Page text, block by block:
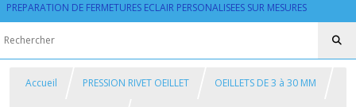
PREPARATION DE FERMETURES ECLAIR PERSONALISEES SUR MESURES
Accueil PRESSION RIVET OEILLET OEILLETS DE 3 à 30 MM